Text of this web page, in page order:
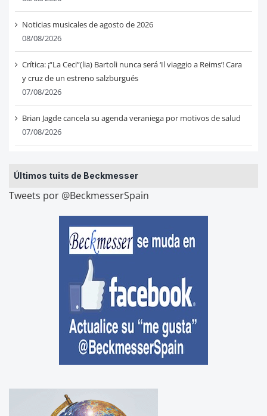
Noticias musicales de agosto de 2026
08/08/2026
Crítica: ¡“La Ceci”(lia) Bartoli nunca será ‘Il viaggio a Reims’! Cara
y cruz de un estreno salzburgués
07/08/2026
Brian Jagde cancela su agenda veraniega por motivos de salud
07/08/2026
Últimos tuits de Beckmesser
Tweets por @BeckmesserSpain